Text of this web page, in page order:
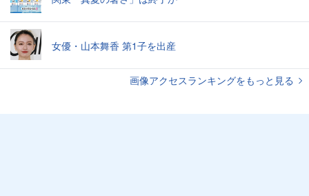
女優・山本舞香 第1子を出産
画像アクセスランキングをもっと見る